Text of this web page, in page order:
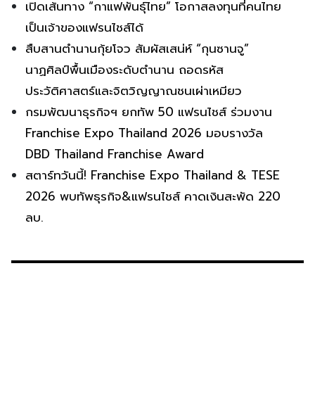
เปิดเส้นทาง “กาแฟพันธุ์ไทย” โอกาสลงทุนที่คนไทย
เป็นเจ้าของแฟรนไชส์ได้
สืบสานตำนานกุ้ยโจว สัมผัสเสน่ห์ “กุนซานจู”
นาฏศิลป์พื้นเมืองระดับตำนาน ถอดรหัส
ประวัติศาสตร์และจิตวิญญาณชนเผ่าเหมียว
กรมพัฒนาธุรกิจฯ ยกทัพ 50 แฟรนไชส์ ร่วมงาน
Franchise Expo Thailand 2026 มอบรางวัล
DBD Thailand Franchise Award
สตาร์ทวันนี้! Franchise Expo Thailand & TESE
2026 พบทัพธุรกิจ&แฟรนไชส์ คาดเงินสะพัด 220
ลบ.